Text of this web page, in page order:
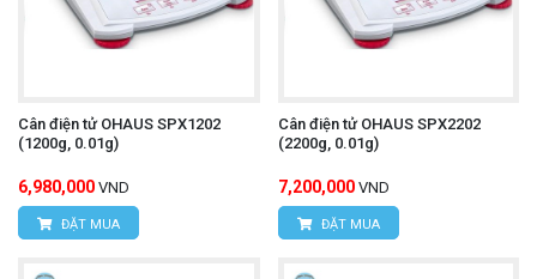
Cân điện tử OHAUS SPX1202
(1200g, 0.01g)
6,980,000 VND
ĐẶT MUA
Cân điện tử OHAUS SPX2202
(2200g, 0.01g)
7,200,000 VND
ĐẶT MUA